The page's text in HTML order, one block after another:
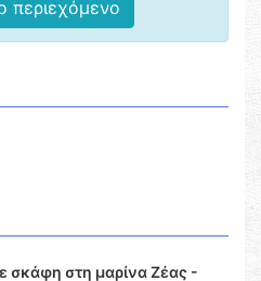
σκάφη στη μαρίνα Ζέας -